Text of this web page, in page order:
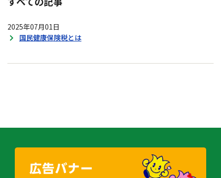
2025年07月01日
国民健康保険税とは